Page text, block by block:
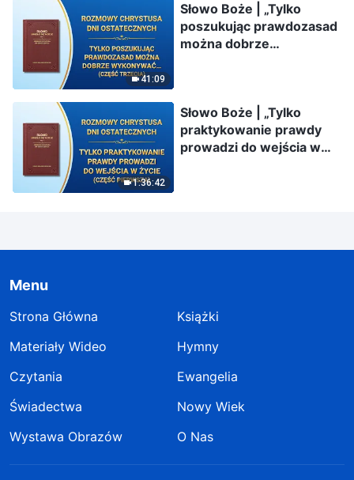
41:09
Słowo Boże | „Tylko
poszukując prawdozasad
można dobrze
1:36:42
Słowo Boże | „Tylko
praktykowanie prawdy
prowadzi do wejścia w
Menu
Strona Główna
Książki
Materiały Wideo
Hymny
Czytania
Ewangelia
Świadectwa
Nowy Wiek
Wystawa Obrazów
O Nas